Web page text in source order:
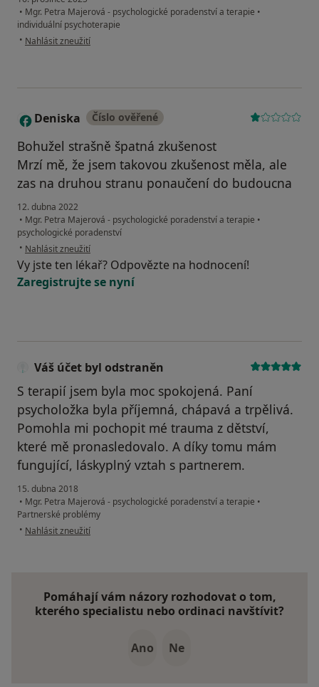
• Mgr. Petra Majerová - psychologické poradenství a terapie •
individuální psychoterapie
• podle názoru uživatele Marie B.
Nahlásit zneužití
D Deniska Číslo ověřené
Bohužel strašně špatná zkušenost
Mrzí mě, že jsem takovou zkušenost měla, ale
zas na druhou stranu ponaučení do budoucna
12. dubna 2022
• Mgr. Petra Majerová - psychologické poradenství a terapie •
psychologické poradenství
• podle názoru uživatele Deniska
Nahlásit zneužití
Vy jste ten lékař? Odpovězte na hodnocení!
Zaregistrujte se nyní
Váš účet byl odstraněn
S terapií jsem byla moc spokojená. Paní
psycholožka byla příjemná, chápavá a trpělivá.
Pomohla mi pochopit mé trauma z dětství,
které mě pronasledovalo. A díky tomu mám
fungující, láskyplný vztah s partnerem.
15. dubna 2018
• Mgr. Petra Majerová - psychologické poradenství a terapie •
Partnerské problémy
• podle názoru uživatele Váš účet byl odstraněn
Nahlásit zneužití
Pomáhají vám názory rozhodovat o tom,
kterého specialistu nebo ordinaci navštívit?
Ano Ne